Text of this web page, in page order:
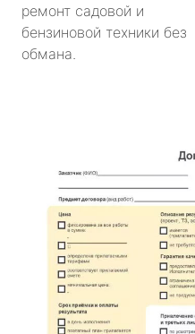
ремонт садовой и
бензиновой техники без
обмана.